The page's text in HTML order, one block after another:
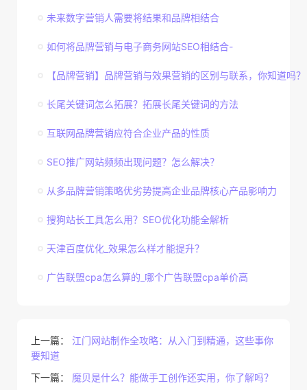
未来数字营销人需要将结果和品牌相结合
如何将品牌营销与电子商务网站SEO相结合-
【品牌营销】品牌营销与效果营销的区别与联系，你知道吗？
长尾关键词怎么拓展？拓展长尾关键词的方法
互联网品牌营销应符合企业产品的性质
SEO推广网站频频出现问题？怎么解决？
从多品牌营销策略优劣势提高企业品牌核心产品影响力
搜狗站长工具怎么用？SEO优化功能全解析
天津百度优化_效果怎么样才能提升？
广告联盟cpa怎么算的_哪个广告联盟cpa单价高
上一篇： 江门网站制作全攻略：从入门到精通，这些事你
要知道
下一篇： 魔贝是什么？能做手工创作还实用，你了解吗？